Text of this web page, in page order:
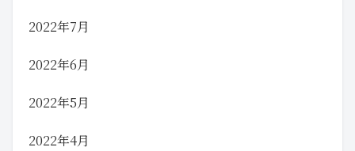
2022年7月
2022年6月
2022年5月
2022年4月